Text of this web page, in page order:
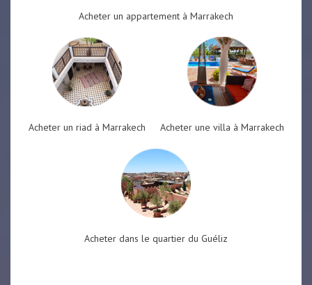
Acheter un appartement à Marrakech
Acheter un riad à Marrakech Acheter une villa à Marrakech
Acheter dans le quartier du Guéliz